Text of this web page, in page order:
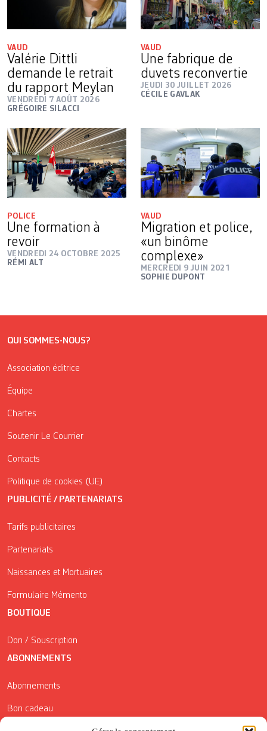
VAUD
Valérie Dittli
demande le retrait
du rapport Meylan
VENDREDI 7 AOÛT 2026
GRÉGOIRE SILACCI
VAUD
Une fabrique de
duvets reconvertie
JEUDI 30 JUILLET 2026
CÉCILE GAVLAK
POLICE
Une formation à
revoir
VENDREDI 24 OCTOBRE 2025
RÉMI ALT
VAUD
Migration et police,
«un binôme
complexe»
MERCREDI 9 JUIN 2021
SOPHIE DUPONT
QUI SOMMES-NOUS?
Association éditrice
Équipe
Chartes
Soutenir Le Courrier
Contacts
Politique de cookies (UE)
PUBLICITÉ / PARTENARIATS
Tarifs publicitaires
Partenariats
Naissances et Mortuaires
Formulaire Mémento
BOUTIQUE
Don / Souscription
ABONNEMENTS
Abonnements
Bon cadeau